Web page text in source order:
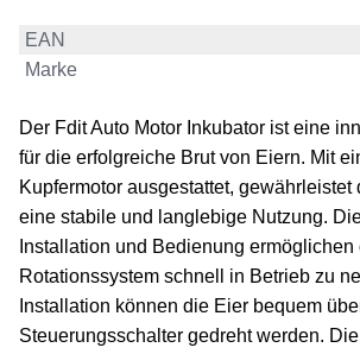
EAN
Marke
Der Fdit Auto Motor Inkubator ist eine
für die erfolgreiche Brut von Eiern. Mit
Kupfermotor ausgestattet, gewährleistet
eine stabile und langlebige Nutzung.
Installation und Bedienung ermöglichen
Rotationssystem schnell in Betrieb zu
Installation können die Eier bequem
Steuerungsschalter gedreht werden.